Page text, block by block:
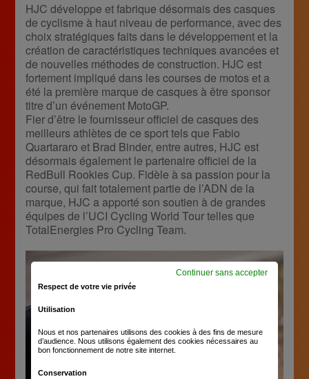
HJC développe et fabrique désormais des casques
de cyclisme à haut niveau de performance, avec des
choix stratégiques faits dans le développement et la
création de caractéristiques techniques avancées et
de nouvelles méthodes de construction. HJC est
fortement impliqué dans les courses de motos et a
été la première marque de casques à être sponsor
titre d’un événement MotoGP.
Fier d’être le fournisseur officiel de casques des
meilleurs athlètes de ce sport tels que Fabio
Quartararo et Brad Binder, entre autres, HJC est
désormais également le partenaire officiel de la
RedBull Rookies Cup. Fidèle à sa passion pour la
course, qui fait totalement partie de l’ADN de la
marque, HJC a apporté son soutien à de grandes
équipes de l’UCI Cycling World Tour telles que
TotalEnergies Pro Cycling Team.
Respect de votre vie privée
Utilisation
Nous et nos partenaires utilisons des cookies à des fins de mesure
d’audience. Nous utilisons également des cookies nécessaires au
bon fonctionnement de notre site internet.
Conservation
Continuer sans accepter